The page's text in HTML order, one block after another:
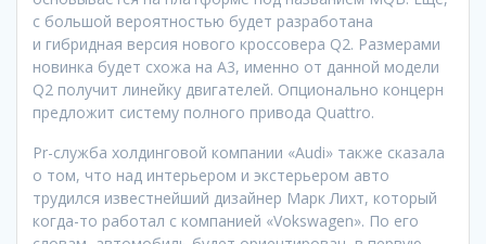
с большой вероятностью будет разработана
и гибридная версия нового кроссовера Q2. Размерами
новинка будет схожа на A3, именно от данной модели
Q2 получит линейку двигателей. Опционально концерн
предложит систему полного привода Quattro.
Pr-служба холдинговой компании «Audi» также сказала
о том, что над интерьером и экстерьером авто
трудился известнейший дизайнер Марк Лихт, который
когда-то работал с компанией «Vokswagen». По его